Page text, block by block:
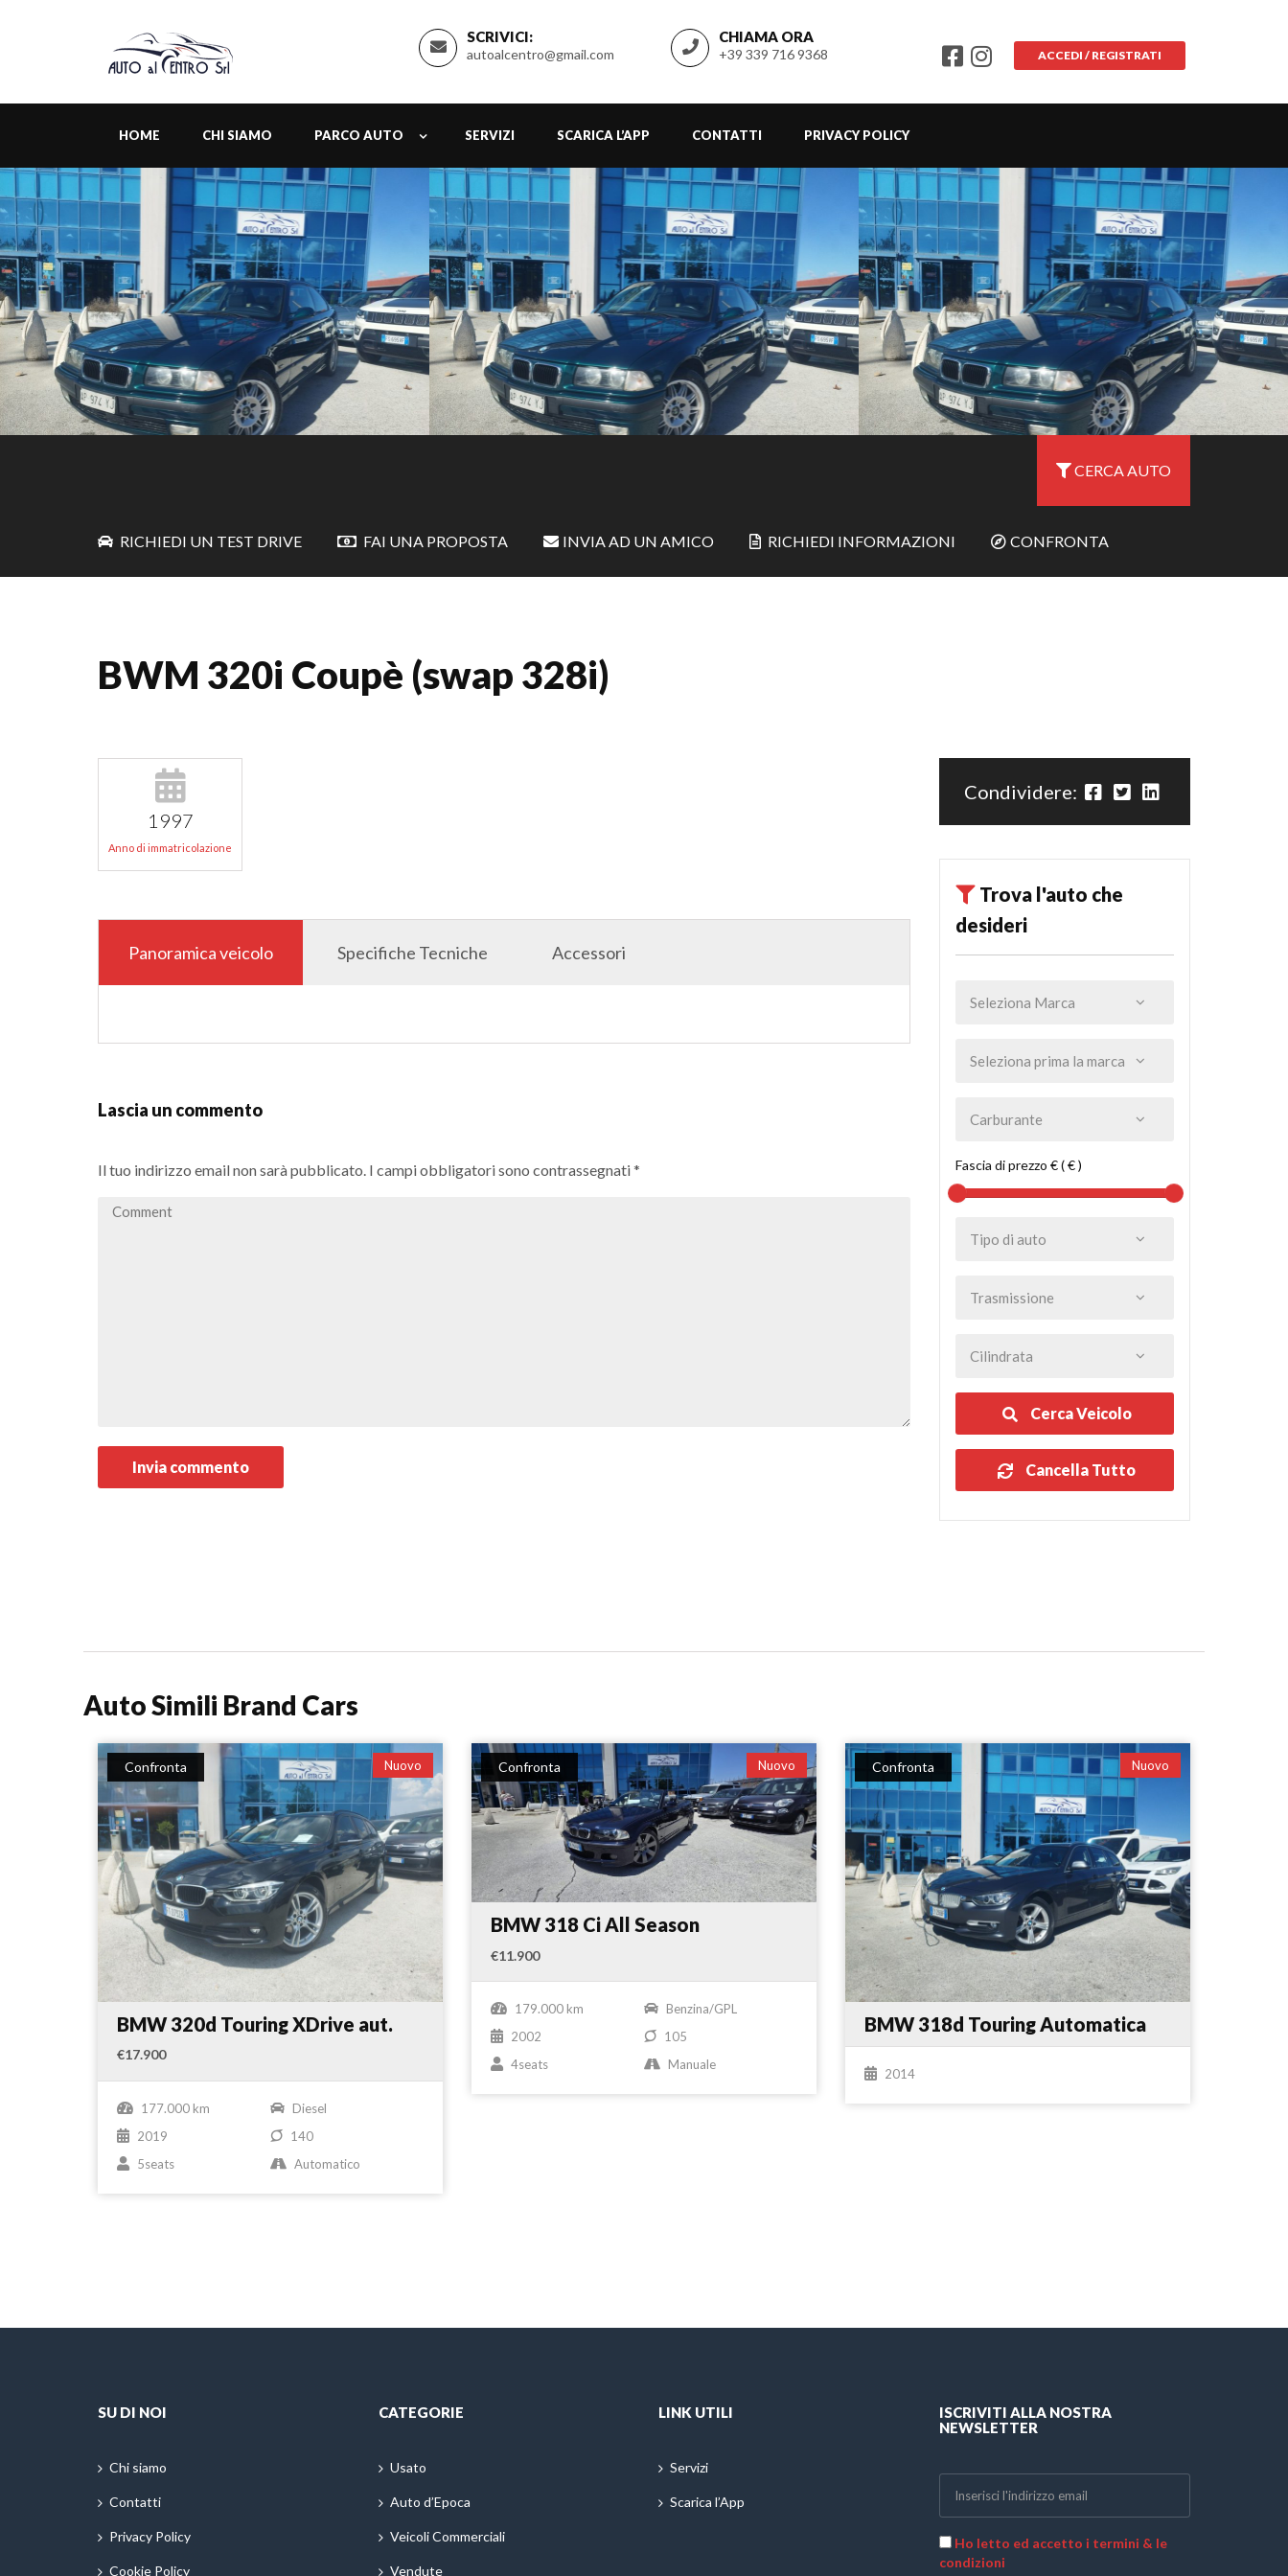
SCRIVICI:
autoalcentro@gmail.com
CHIAMA ORA
+39 339 716 9368 ACCEDI / REGISTRATI
HOME CHI SIAMO PARCO AUTO SERVIZI SCARICA L’APP CONTATTI PRIVACY POLICY
CERCA AUTO
RICHIEDI UN TEST DRIVE FAI UNA PROPOSTA INVIA AD UN AMICO RICHIEDI INFORMAZIONI CONFRONTA
BWM 320i Coupè (swap 328i)
1997
Anno di immatricolazione
Panoramica veicolo Specifiche Tecniche Accessori
Lascia un commento
Il tuo indirizzo email non sarà pubblicato. I campi obbligatori sono contrassegnati*
Condividere:
Trova l'auto che
desideri
Fascia di prezzo € ( € )
Cerca Veicolo
Cancella Tutto
Auto Simili Brand Cars
Nuovo
Confronta
BMW 320d Touring XDrive aut.
€17.900
177.000 km
Diesel
2019
140
5seats
Automatico
Nuovo
Confronta
BMW 318 Ci All Season
€11.900
179.000 km
Benzina/GPL
2002
105
4seats
Manuale
Nuovo
Confronta
BMW 318d Touring Automatica
2014
SU DI NOI
Chi siamo
Contatti
Privacy Policy
Cookie Policy
CATEGORIE
Usato
Auto d’Epoca
Veicoli Commerciali
Vendute
LINK UTILI
Servizi
Scarica l’App
ISCRIVITI ALLA NOSTRA
NEWSLETTER
Ho letto ed accetto i termini & le
condizioni